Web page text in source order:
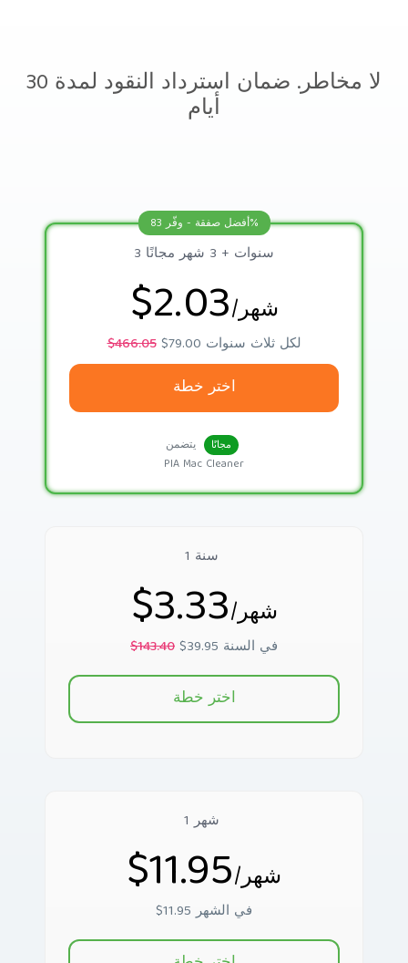
لا مخاطر. ضمان استرداد النقود لمدة 30
أيام
$11.95 /شهر
$11.95 في الشهر
أفضل صفقة - وفّر 83%
3 سنوات + 3 شهر مجانًا
$2.03 /شهر
$466.05 $79.00 لكل ثلاث سنوات
اختر خطة
يتضمن مجانًا
PIA Mac Cleaner
$3.33 /شهر
$143.40 $39.95 في السنة
اختر خطة